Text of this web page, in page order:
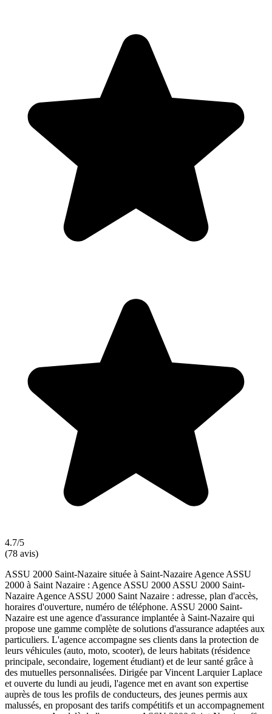
4.7/5
(78 avis)
ASSU 2000 Saint-Nazaire située à Saint-Nazaire Agence ASSU
2000 à Saint Nazaire : Agence ASSU 2000 ASSU 2000 Saint-
Nazaire Agence ASSU 2000 Saint Nazaire : adresse, plan d'accès,
horaires d'ouverture, numéro de téléphone. ASSU 2000 Saint-
Nazaire est une agence d'assurance implantée à Saint-Nazaire qui
propose une gamme complète de solutions d'assurance adaptées aux
particuliers. L'agence accompagne ses clients dans la protection de
leurs véhicules (auto, moto, scooter), de leurs habitats (résidence
principale, secondaire, logement étudiant) et de leur santé grâce à
des mutuelles personnalisées. Dirigée par Vincent Larquier Laplace
et ouverte du lundi au jeudi, l'agence met en avant son expertise
auprès de tous les profils de conducteurs, des jeunes permis aux
malussés, en proposant des tarifs compétitifs et un accompagnement